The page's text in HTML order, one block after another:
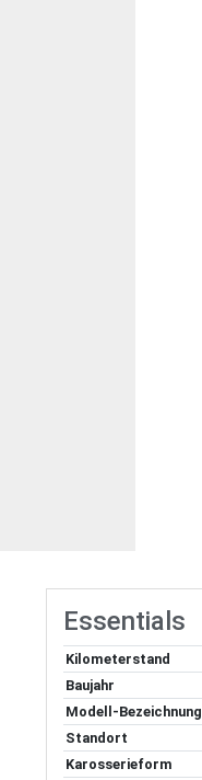
Essentials
Kilometerstand
Baujahr
Modell-Bezeichnung
Standort
Karosserieform